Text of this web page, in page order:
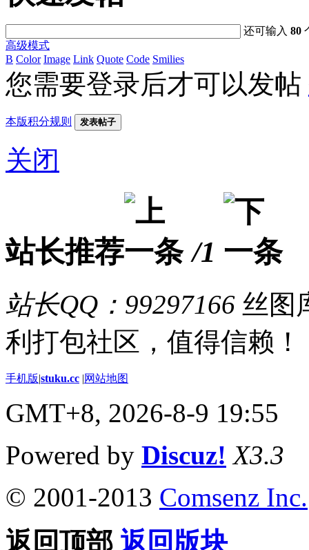
还可输入80
高级模式
B Color Image Link Quote Code Smilies
您需要登录后才可以发帖
本版积分规则 发表帖子
关闭
站长推荐 /1
站长QQ：99297166 丝图
利打包社区，值得信赖！
手机版|stuku.cc |网站地图
GMT+8, 2026-8-9 19:55
Powered by Discuz! X3.3
© 2001-2013 Comsenz Inc.
返回顶部 返回版块